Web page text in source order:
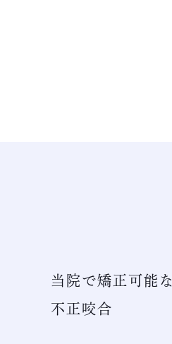
当院で矯正可能な
不正咬合